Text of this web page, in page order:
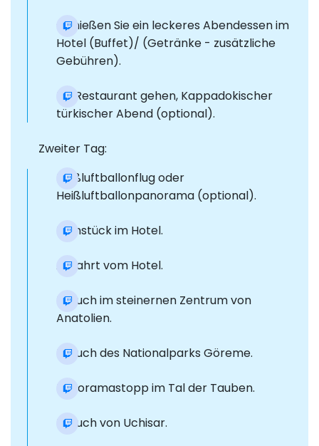
Genießen Sie ein leckeres Abendessen im
Hotel (Buffet)/ (Getränke - zusätzliche
Gebühren).
Ins Restaurant gehen, Kappadokischer
türkischer Abend (optional).
Zweiter Tag:
Heißluftballonflug oder
Heißluftballonpanorama (optional).
Frühstück im Hotel.
Abfahrt vom Hotel.
Besuch im steinernen Zentrum von
Anatolien.
Besuch des Nationalparks Göreme.
Panoramastopp im Tal der Tauben.
Besuch von Uchisar.